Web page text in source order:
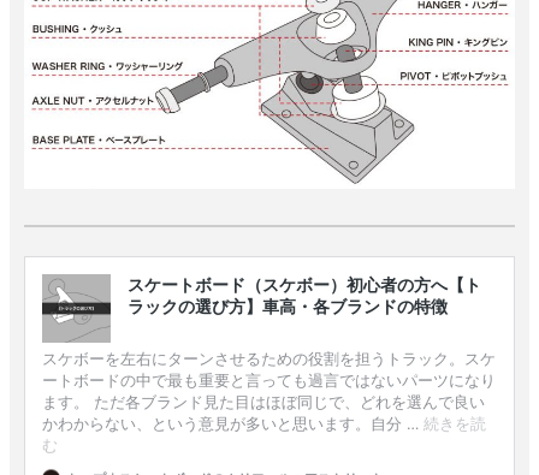
7.9inch
8.3inch
8.4inch
8.5inch
8.0inch
8.4inch
8.5inch
8.6inch
58mm
63mm
64mm
65mm
ボーンズ STF（エスティーエフ）
パウエルペラルタ DF（ドラゴンフォーミュ
ラ）
ボルト
足回りセット（トラック・ウィールセット）
練習用アイテム（初心者におすすめ）
スケートケース・バッグ
メディア（雑誌・DVD・CD）
25cm
27cm
27.5cm
28cm
ショーツ
キャップ
ソックス
アンダーウエア
スケートパーク情報
特定商取引法に基づく表記